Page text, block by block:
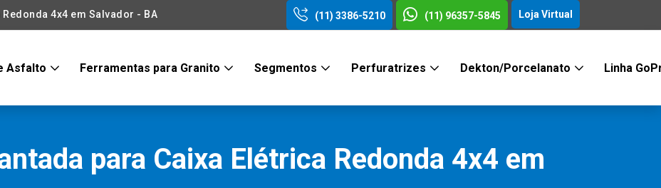
4x4 em Salvador - BA (11) 3386-5210 (11) 96357-5845 Loja Virtual
Asfalto Ferramentas para Granito Segmentos Perfuratrizes Dekton/Porcelanato Linha
para Caixa Elétrica Redonda 4x4 em